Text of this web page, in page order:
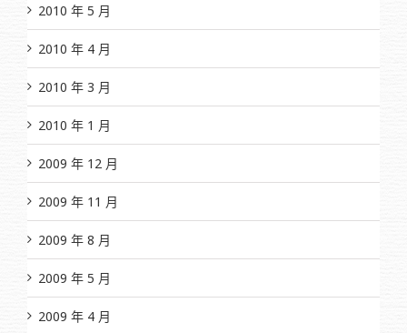
2010 年 5 月
2010 年 4 月
2010 年 3 月
2010 年 1 月
2009 年 12 月
2009 年 11 月
2009 年 8 月
2009 年 5 月
2009 年 4 月